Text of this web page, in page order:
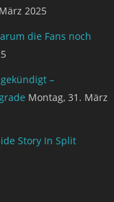
2025
die Fans noch
–
Montag, 31. März
Story In Split